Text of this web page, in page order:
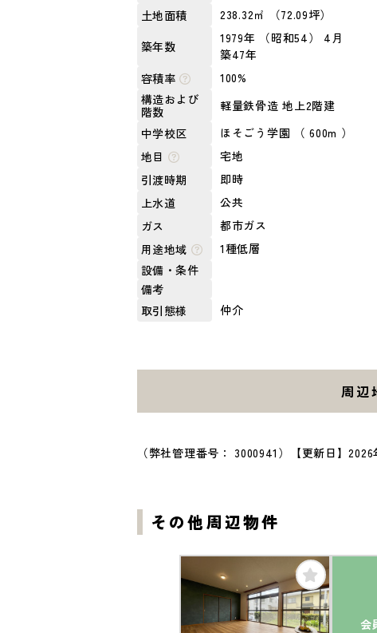
土地面積 238.32㎡ （72.09坪）
築年数
1979年 （昭和54） 4月
築47年
容積率
100%
構造および
階数
軽量鉄骨造 地上2階建
中学校区
ほそごう学園 （ 600m ）
地目
宅地
引渡時期
即時
上水道
公共
ガス
都市ガス
用途地域
1種低層
設備・条件
備考
取引態様
仲介
周辺
（弊社管理番号： 3000941） 【更新日】
その他周辺物件
会